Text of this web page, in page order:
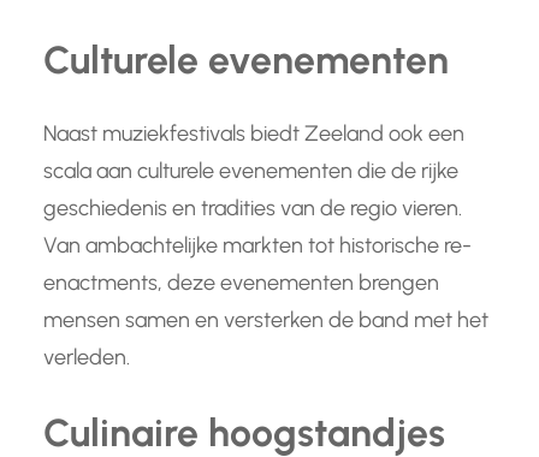
Culturele evenementen
Naast muziekfestivals biedt Zeeland ook een
scala aan culturele evenementen die de rijke
geschiedenis en tradities van de regio vieren.
Van ambachtelijke markten tot historische re-
enactments, deze evenementen brengen
mensen samen en versterken de band met het
verleden.
Culinaire hoogstandjes